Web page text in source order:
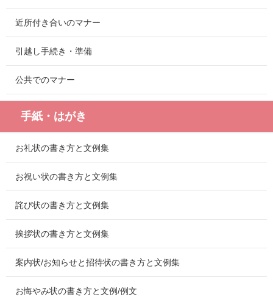
近所付き合いのマナー
引越し手続き・準備
公共でのマナー
手紙・はがき
お礼状の書き方と文例集
お祝い状の書き方と文例集
詫び状の書き方と文例集
挨拶状の書き方と文例集
案内状/お知らせと招待状の書き方と文例集
お悔やみ状の書き方と文例/例文